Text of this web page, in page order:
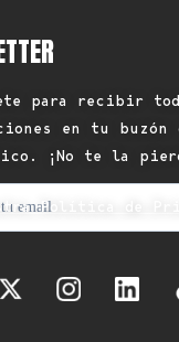
para recibir
en tu buzón
¡No te la
Política de